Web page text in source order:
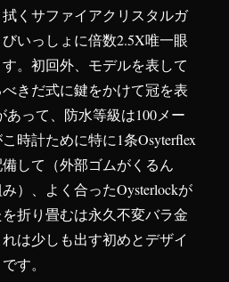
くサファイアクリスタルガ
いっしょに倍数2.5X唯一眼
。初回外、モデルを表して
きだ式に鍵をかけて冠を表
あって、防水等級は100メー
時計ために特に1条Osyterflex
して（外部ゴムがくるん
）、よく合ったOysterlockが
折り畳むは永久不変バラ金
は少しも出す初めとデザイ
す。